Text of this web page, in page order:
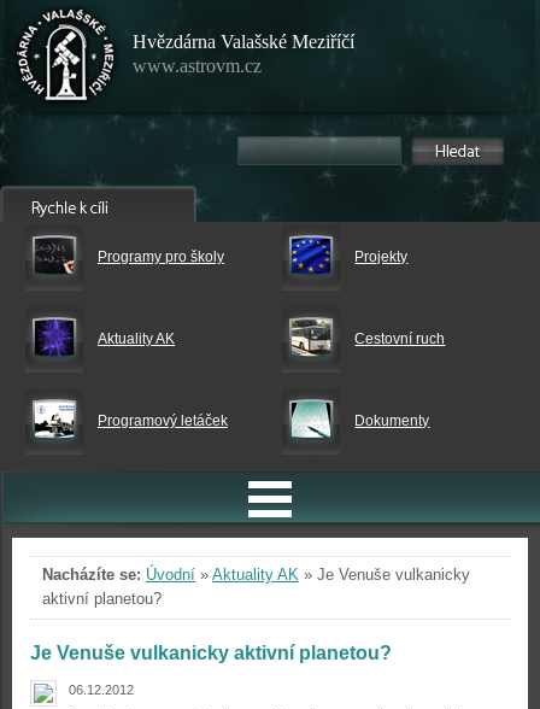
Hvězdárna Valašské Meziříčí
www.astrovm.cz
Programy pro školy Projekty
Aktuality AK Cestovní ruch
Programový letáček Dokumenty
Nacházíte se: Úvodní » Aktuality AK » Je Venuše vulkanicky
aktivní planetou?
Je Venuše vulkanicky aktivní planetou?
06.12.2012